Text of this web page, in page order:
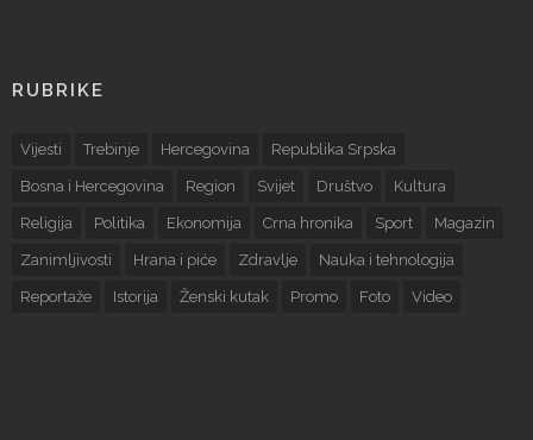
RUBRIKE
Vijesti Trebinje Hercegovina Republika Srpska
Bosna i Hercegovina Region Svijet Društvo Kultura
Religija Politika Ekonomija Crna hronika Sport Magazin
Zanimljivosti Hrana i piće Zdravlje Nauka i tehnologija
Reportaže Istorija Ženski kutak Promo Foto Video